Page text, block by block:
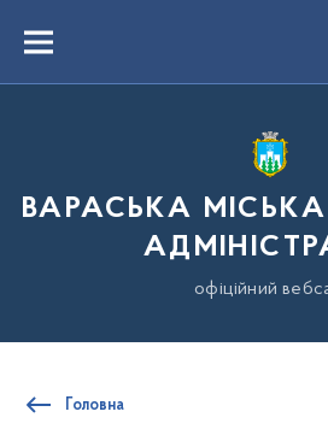
вмістуMenu
ВАРАСЬКА
офіційний
Головна